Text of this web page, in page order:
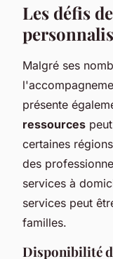
Les défis
Malgré ses
présente
ressources
certaines
des
services à
services peut
familles.
Disponibilité